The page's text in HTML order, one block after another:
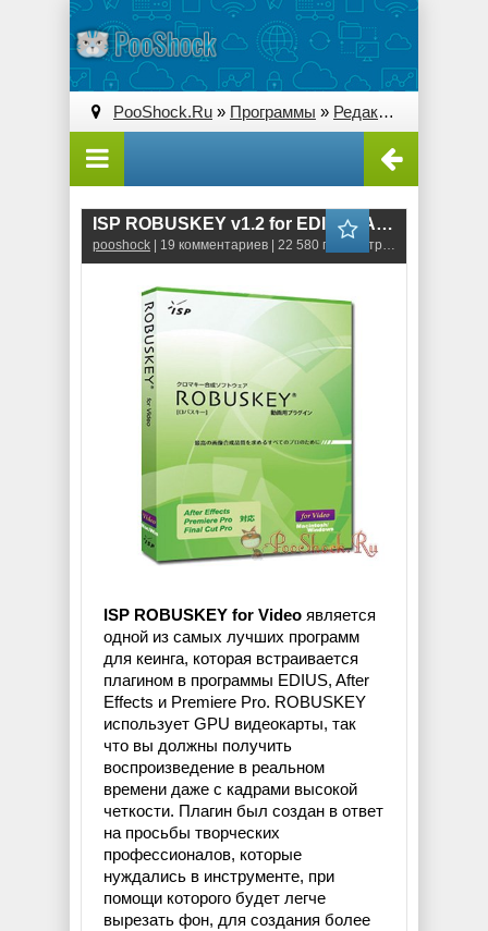
PooShock.Ru » Программы » Редакторы видео
ISP ROBUSKEY v1.2 for EDIUS \ After Effects \ Premiere
pooshock | 19 комментариев | 22 580 просмотров
ISP ROBUSKEY for Video является
одной из самых лучших программ
для кеинга, которая встраивается
плагином в программы EDIUS, After
Effects и Premiere Pro. ROBUSKEY
использует GPU видеокарты, так
что вы должны получить
воспроизведение в реальном
времени даже с кадрами высокой
четкости. Плагин был создан в ответ
на просьбы творческих
профессионалов, которые
нуждались в инструменте, при
помощи которого будет легче
вырезать фон, для создания более